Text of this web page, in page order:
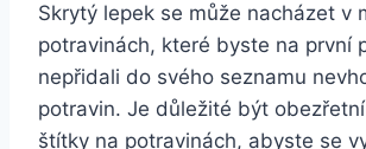
Skrytý lepek se může nacházet v
potravinách, které byste na první
nepřidali do svého seznamu
potravin. Je důležité být
štítky na potravinách, abyste se